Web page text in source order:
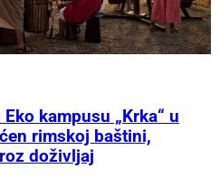
kampusu „Krka“ u
rimskoj baštini,
doživljaj